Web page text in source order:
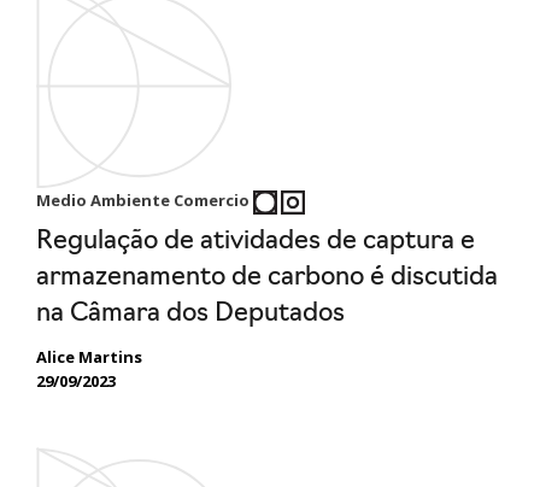
Medio Ambiente Comercio
Regulação de atividades de captura e
armazenamento de carbono é discutida
na Câmara dos Deputados
Alice Martins
29/09/2023